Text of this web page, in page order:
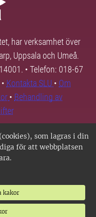
som lagras i din
för att webbplatsen
kakor
har verksamhet över
Uppsala och Umeå.
• Telefon: 018-67
Kontakta SLU • Om
• Behandling av